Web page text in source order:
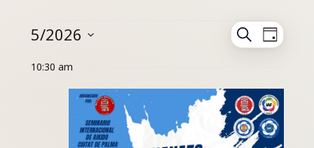
Eventos
mayo
2026
Navegación
de
y
vistas
de
Eventos
Buscar
de
Día
5/2026
la
10:30 am